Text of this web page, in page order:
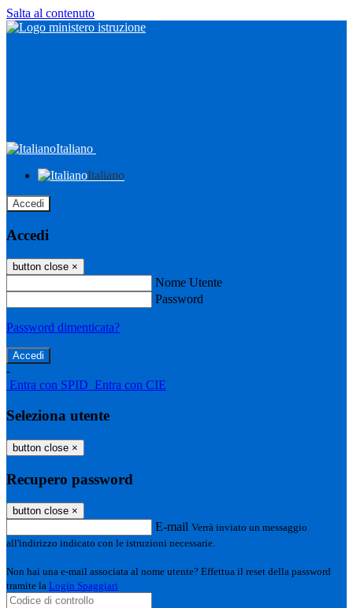
Salta al contenuto
Italiano
Italiano
Accedi
Accedi
button close ×
Nome Utente
Password
Password dimenticata?
-
Entra con SPID Entra con CIE
Seleziona utente
button close ×
Recupero password
button close ×
E-mail Verrà inviato un messaggio
all'indirizzo indicato con le istruzioni necessarie.
Non hai una e-mail associata al nome utente? Effettua il reset della password
tramite la Login Spaggiari